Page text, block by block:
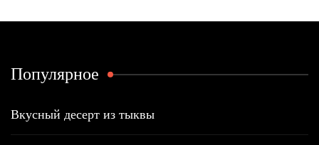
Популярное
Вкусный десерт из тыквы